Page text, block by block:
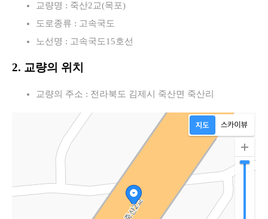
교량명 : 죽산2교(목포)
도로종류 : 고속국도
노선명 : 고속국도15호선
2. 교량의 위치
교량의 주소 : 전라북도 김제시 죽산면 죽산리